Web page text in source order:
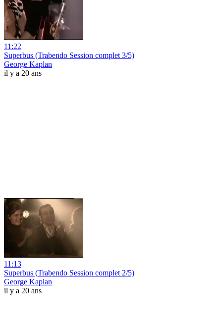
11:22
Superbus (Trabendo Session complet 3/5)
George Kaplan
il y a 20 ans
11:13
Superbus (Trabendo Session complet 2/5)
George Kaplan
il y a 20 ans